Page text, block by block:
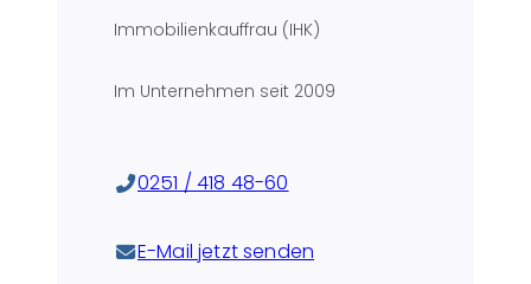
Immobilienkauffrau (IHK)
Im Unternehmen seit 2009
0251 / 418 48-60
E-Mail jetzt senden